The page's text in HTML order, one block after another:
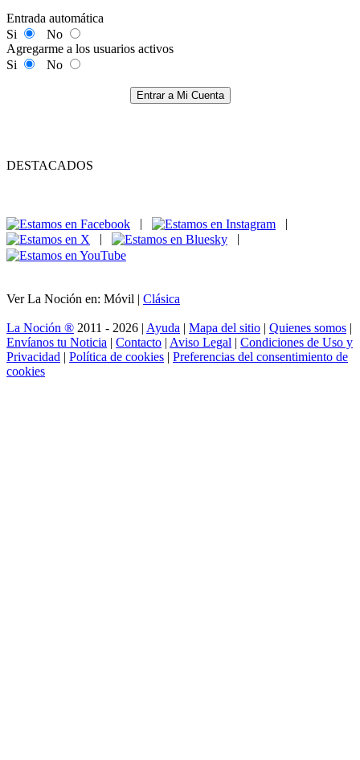
Entrada automática
Si
No
Agregarme a los usuarios activos
Si
No
Entrar a Mi Cuenta
DESTACADOS
|
|
|
|
Ver La Noción en: Móvil | Clásica
La Noción ® 2011 - 2026 | Ayuda | Mapa del sitio | Quienes somos |
Envíanos tu Noticia | Contacto | Aviso Legal | Condiciones de Uso y
Privacidad | Política de cookies | Preferencias del consentimiento de
cookies